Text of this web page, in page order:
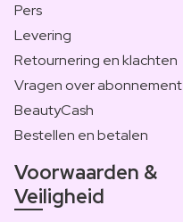
Pers
Levering
Retournering en klachten
Vragen over abonnement
BeautyCash
Bestellen en betalen
Voorwaarden &
Veiligheid